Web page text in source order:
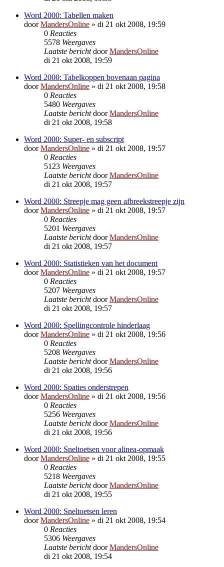
Word 2000: Tabellen maken
doorMandersOnline » di 21 okt 2008, 19:59
0 Reacties
5578 Weergaves
Laatste berichtdoorMandersOnline
di 21 okt 2008, 19:59
Word 2000: Tabelkoppen bovenaan pagina
doorMandersOnline » di 21 okt 2008, 19:58
0 Reacties
5480 Weergaves
Laatste berichtdoorMandersOnline
di 21 okt 2008, 19:58
Word 2000: Super- en subscript
doorMandersOnline » di 21 okt 2008, 19:57
0 Reacties
5123 Weergaves
Laatste berichtdoorMandersOnline
di 21 okt 2008, 19:57
Word 2000: Streepje mag geen afbreekstreepje zijn
doorMandersOnline » di 21 okt 2008, 19:57
0 Reacties
5201 Weergaves
Laatste berichtdoorMandersOnline
di 21 okt 2008, 19:57
Word 2000: Statistieken van het document
doorMandersOnline » di 21 okt 2008, 19:57
0 Reacties
5207 Weergaves
Laatste berichtdoorMandersOnline
di 21 okt 2008, 19:57
Word 2000: Spellingcontrole hinderlaag
doorMandersOnline » di 21 okt 2008, 19:56
0 Reacties
5208 Weergaves
Laatste berichtdoorMandersOnline
di 21 okt 2008, 19:56
Word 2000: Spaties onderstrepen
doorMandersOnline » di 21 okt 2008, 19:56
0 Reacties
5256 Weergaves
Laatste berichtdoorMandersOnline
di 21 okt 2008, 19:56
Word 2000: Sneltoetsen voor alinea-opmaak
doorMandersOnline » di 21 okt 2008, 19:55
0 Reacties
5218 Weergaves
Laatste berichtdoorMandersOnline
di 21 okt 2008, 19:55
Word 2000: Sneltoetsen leren
doorMandersOnline » di 21 okt 2008, 19:54
0 Reacties
5306 Weergaves
Laatste berichtdoorMandersOnline
di 21 okt 2008, 19:54